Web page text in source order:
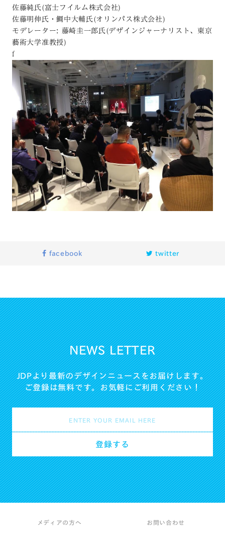
佐藤純氏(富士フイルム株式会社)
佐藤明伸氏・鯛中大輔氏(オリンパス株式会社)
モデレーター: 藤崎圭一郎氏(デザインジャーナリスト、東京
藝術大学准教授)
f
facebook twitter
NEWS LETTER
JDPより最新のデザインニュースをお届けします。
ご登録は無料です。お気軽にご利用ください！
メディアの方へ お問い合わせ